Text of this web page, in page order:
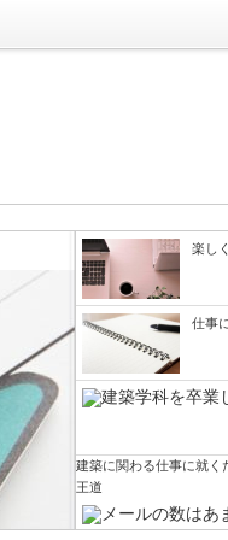
楽しく仕事をす
さて…建築に関わる仕
色々書いていたら、
話になってしまいま
建築系の職に就くこと
て、卒業後の職種があ
仕事に就いてか
建築に関する仕事に就
流れはどんな感じな
かなりシンプルにでは
ングで設計事務所やゼ
る。だけど建築学科が
めには、そ[...]
建築に関わる
王道
建築に関する勉強を
っていく仕事というこ
いのか？ ということ
学の建築学科に進学す
かべる方が多いので
楽し
仕事
建築に関わる仕事に就く
王道